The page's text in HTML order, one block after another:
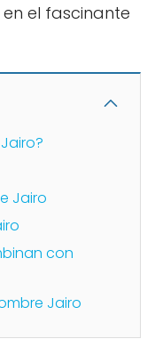
el fascinante
Jairo
con
Jairo